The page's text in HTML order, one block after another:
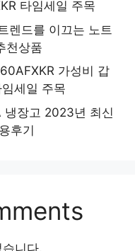
타임세일 주목
렌드를 이끄는 노트
천상품
가성비 갑
세일 주목
냉장고 2023년 최신
후기
니다.